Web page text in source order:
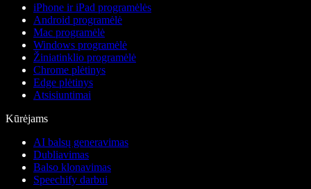
iPhone ir iPad programėlės
Android programėlė
Mac programėlė
Windows programėlė
Žiniatinklio programėlė
Chrome plėtinys
Edge plėtinys
Atsisiuntimai
Kūrėjams
AI balsų generavimas
Dubliavimas
Balso klonavimas
Speechify darbui